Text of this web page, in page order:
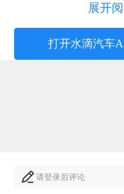
展开
打开水滴汽车
请登录后评论